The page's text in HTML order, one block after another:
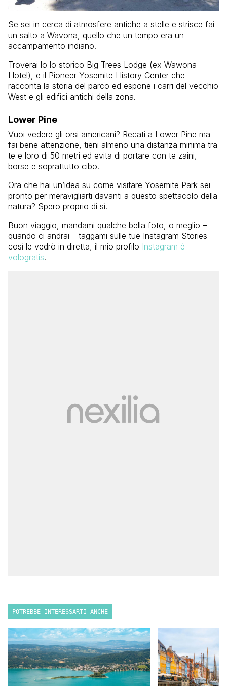
Se sei in cerca di atmosfere antiche a stelle e strisce fai
un salto a Wavona, quello che un tempo era un
accampamento indiano.
Troverai lo lo storico Big Trees Lodge (ex Wawona
Hotel), e il Pioneer Yosemite History Center che
racconta la storia del parco ed espone i carri del vecchio
West e gli edifici antichi della zona.
Lower Pine
Vuoi vedere gli orsi americani? Recati a Lower Pine ma
fai bene attenzione, tieni almeno una distanza minima tra
te e loro di 50 metri ed evita di portare con te zaini,
borse e soprattutto cibo.
Ora che hai un’idea su come visitare Yosemite Park sei
pronto per meravigliarti davanti a questo spettacolo della
natura? Spero proprio di sì.
Buon viaggio, mandami qualche bella foto, o meglio –
quando ci andrai – taggami sulle tue Instagram Stories
così le vedrò in diretta, il mio profilo Instagram è
vologratis.
POTREBBE INTERESSARTI ANCHE